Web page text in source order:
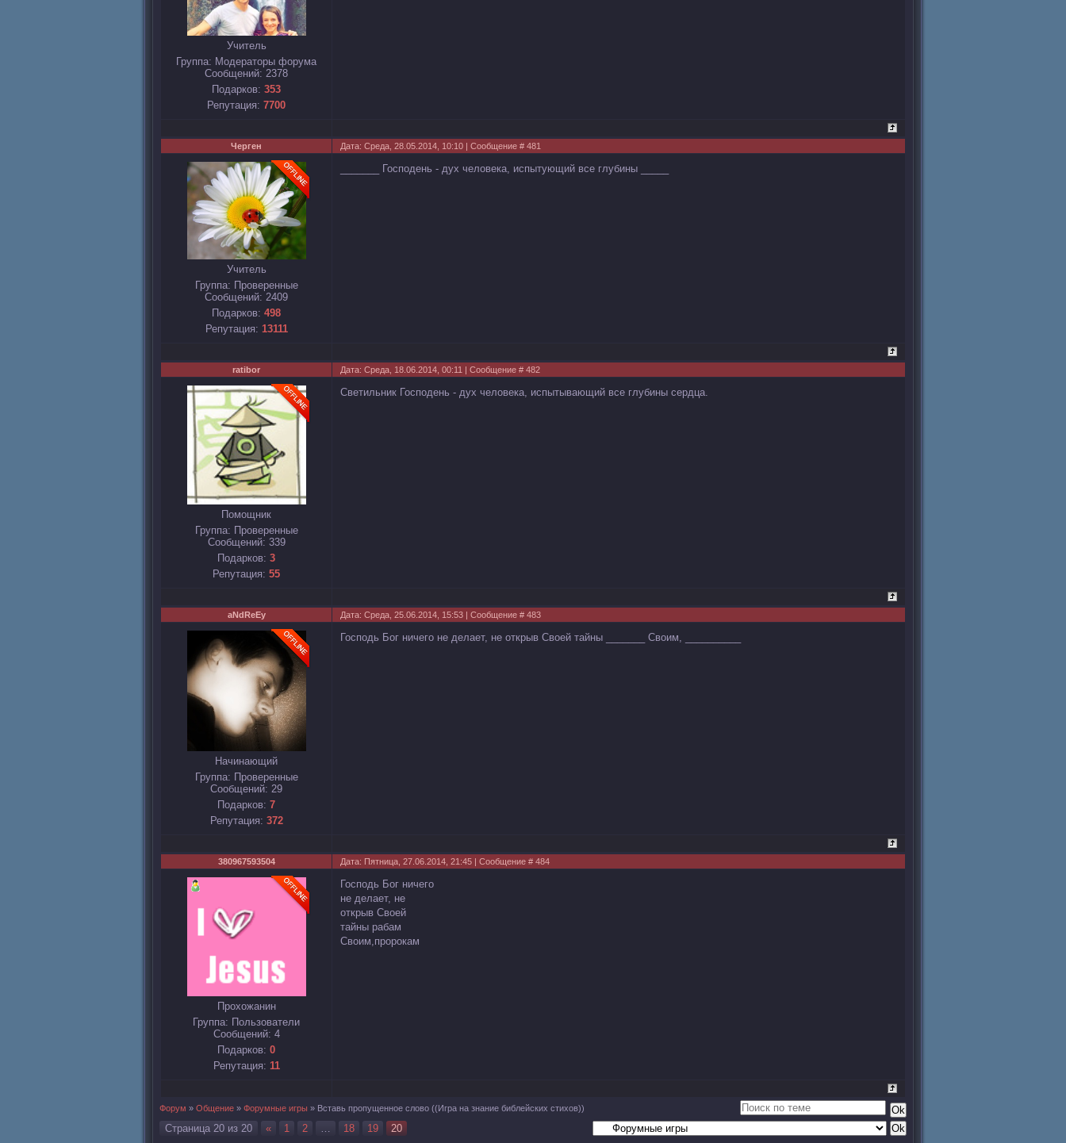
Учитель
Группа: Модераторы форума
Сообщений: 2378
Подарков: 353
Репутация: 7700
Черген Дата: Среда, 28.05.2014, 10:10 | Сообщение # 481
Учитель
Группа: Проверенные
Сообщений: 2409
Подарков: 498
Репутация: 13111
_______ Господень - дух человека, испытующий все глубины _____
ratibor Дата: Среда, 18.06.2014, 00:11 | Сообщение # 482
Помощник
Группа: Проверенные
Сообщений: 339
Подарков: 3
Репутация: 55
Светильник Господень - дух человека, испытывающий все глубины сердца.
aNdReEy Дата: Среда, 25.06.2014, 15:53 | Сообщение # 483
Начинающий
Группа: Проверенные
Сообщений: 29
Подарков: 7
Репутация: 372
Господь Бог ничего не делает, не открыв Своей тайны _______ Своим, __________
380967593504 Дата: Пятница, 27.06.2014, 21:45 | Сообщение # 484
Прохожанин
Группа: Пользователи
Сообщений: 4
Подарков: 0
Репутация: 11
Господь Бог ничего
не делает, не
открыв Своей
тайны рабам
Своим,пророкам
Форум » Общение » Форумные игры » Вставь пропущенное слово ((Игра на знание библейских стихов))
Страница 20 из 20 « 1 2 … 18 19 20